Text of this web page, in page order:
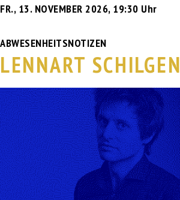
FR., 13. NOVEMBER 2026, 19:30 Uhr
ABWESENHEITSNOTIZEN
LENNART SCHILGEN